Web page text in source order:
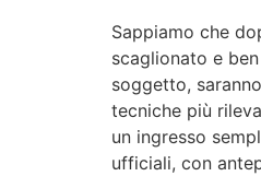
Sappiamo che
scaglionato e
soggetto,
tecniche più
un ingresso
ufficiali, con